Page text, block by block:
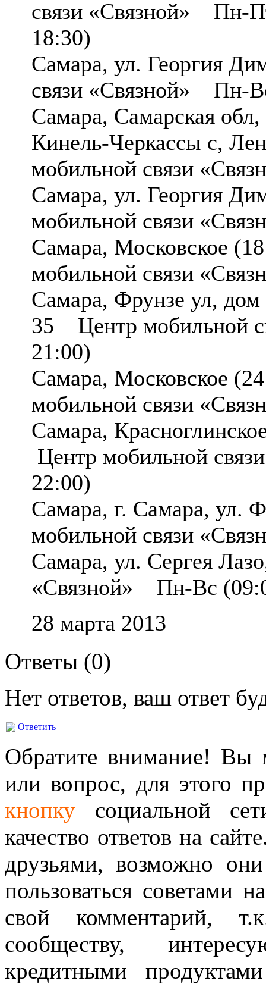
связи «Связной» Пн-
18:30)
Самара, ул. Георгия
связи «Связной» Пн-
Самара, Самарская
Кинель-Черкассы с,
мобильной связи
Самара, ул. Георгия
мобильной связи
Самара, Московское
мобильной связи
Самара, Фрунзе ул,
35 Центр мобильной
21:00)
Самара, Московское
мобильной связи
Самара,
Центр мобильной
22:00)
Самара, г. Самара, ул.
мобильной связи
Самара, ул. Сергея
«Связной» Пн-Вс
28 марта 2013
Ответы (0)
Нет ответов, ваш ответ
Ответить
Обратите внимание! Вы
или вопрос, для этого
кнопку социальной
качество ответов на
друзьями, возможно
пользоваться советами
свой комментарий,
сообществу,
кредитными